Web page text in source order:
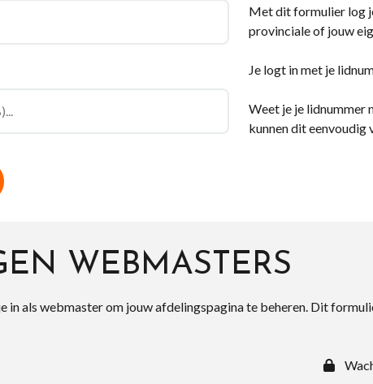
Met dit formulier log
provinciale of jouw
Je logt in met je
Weet je je lidnummer
kunnen dit eenvoudig
WEBMASTERS
in als webmaster om jouw afdelingspagina te beheren. Dit